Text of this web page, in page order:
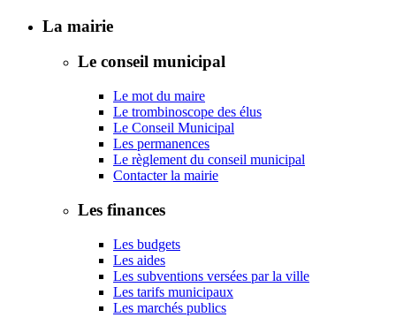
La mairie
Le conseil municipal
Le mot du maire
Le trombinoscope des élus
Le Conseil Municipal
Les permanences
Le règlement du conseil municipal
Contacter la mairie
Les finances
Les budgets
Les aides
Les subventions versées par la ville
Les tarifs municipaux
Les marchés publics